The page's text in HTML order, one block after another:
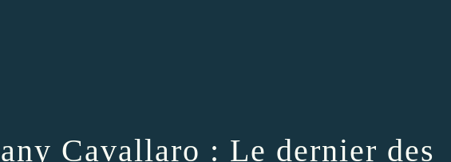
Cavallaro : Le dernier des